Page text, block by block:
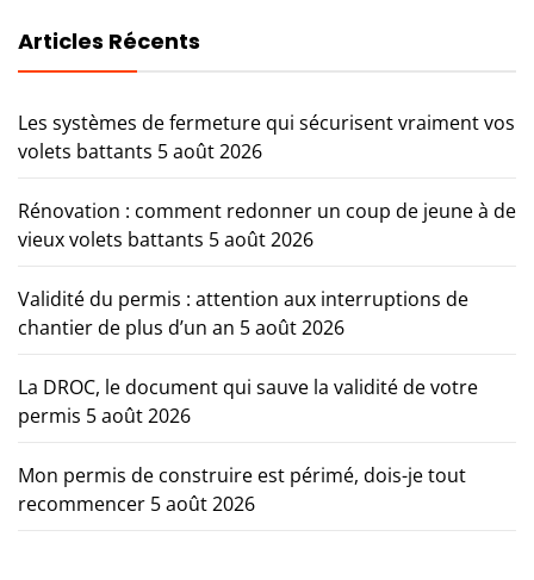
Articles Récents
Les systèmes de fermeture qui sécurisent vraiment vos
volets battants 5 août 2026
Rénovation : comment redonner un coup de jeune à de
vieux volets battants 5 août 2026
Validité du permis : attention aux interruptions de
chantier de plus d’un an 5 août 2026
La DROC, le document qui sauve la validité de votre
permis 5 août 2026
Mon permis de construire est périmé, dois-je tout
recommencer 5 août 2026